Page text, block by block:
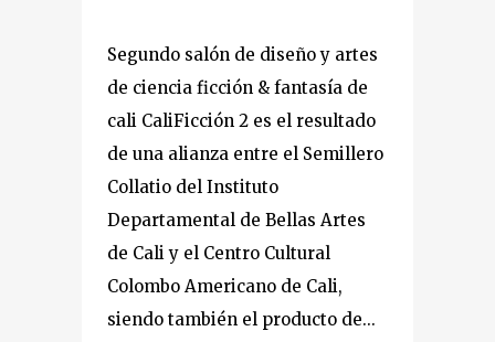
Segundo salón de diseño y artes
de ciencia ficción & fantasía de
cali CaliFicción 2 es el resultado
de una alianza entre el Semillero
Collatio del Instituto
Departamental de Bellas Artes
de Cali y el Centro Cultural
Colombo Americano de Cali,
siendo también el producto de...